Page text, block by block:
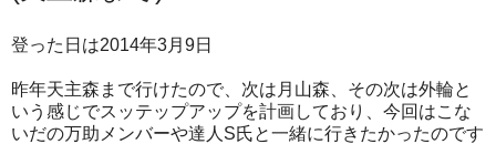
登った日は2014年3月9日
昨年天主森まで行けたので、次は月山森、その次は外輪と
いう感じでスッテップアップを計画しており、今回はこな
いだの万助メンバーや達人S氏と一緒に行きたかったのです